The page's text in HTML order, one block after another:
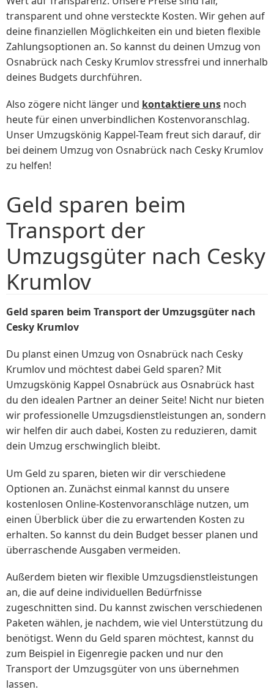
transparent und ohne versteckte Kosten. Wir gehen auf
deine finanziellen Möglichkeiten ein und bieten flexible
Zahlungsoptionen an. So kannst du deinen Umzug von
Osnabrück nach Cesky Krumlov stressfrei und innerhalb
deines Budgets durchführen.
Also zögere nicht länger und kontaktiere uns noch
heute für einen unverbindlichen Kostenvoranschlag.
Unser Umzugskönig Kappel-Team freut sich darauf, dir
bei deinem Umzug von Osnabrück nach Cesky Krumlov
zu helfen!
Geld sparen beim
Transport der
Umzugsgüter nach Cesky
Krumlov
Geld sparen beim Transport der Umzugsgüter nach
Cesky Krumlov
Du planst einen Umzug von Osnabrück nach Cesky
Krumlov und möchtest dabei Geld sparen? Mit
Umzugskönig Kappel Osnabrück aus Osnabrück hast
du den idealen Partner an deiner Seite! Nicht nur bieten
wir professionelle Umzugsdienstleistungen an, sondern
wir helfen dir auch dabei, Kosten zu reduzieren, damit
dein Umzug erschwinglich bleibt.
Um Geld zu sparen, bieten wir dir verschiedene
Optionen an. Zunächst einmal kannst du unsere
kostenlosen Online-Kostenvoranschläge nutzen, um
einen Überblick über die zu erwartenden Kosten zu
erhalten. So kannst du dein Budget besser planen und
überraschende Ausgaben vermeiden.
Außerdem bieten wir flexible Umzugsdienstleistungen
an, die auf deine individuellen Bedürfnisse
zugeschnitten sind. Du kannst zwischen verschiedenen
Paketen wählen, je nachdem, wie viel Unterstützung du
benötigst. Wenn du Geld sparen möchtest, kannst du
zum Beispiel in Eigenregie packen und nur den
Transport der Umzugsgüter von uns übernehmen
lassen.